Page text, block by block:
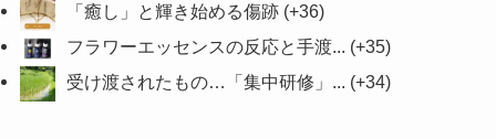
「癒し」と輝き始める傷跡 +36
フラワーエッセンスの反応と手渡... +35
受け渡されたもの…「集中研修」... +34